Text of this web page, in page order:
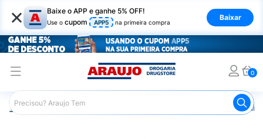
× Baixe o APP e ganhe 5% OFF!
Use o cupom APP5 na primeira compra
Baixar
0
Araujo Beleza e Cuidados